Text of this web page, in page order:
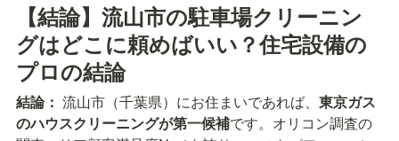
【結論】流山市の駐車場クリーニン
グはどこに頼めばいい？住宅設備の
プロの結論
結論： 流山市（千葉県）にお住まいであれば、 東京ガス
のハウスクリーニングが第一候補です。オリコン調査の